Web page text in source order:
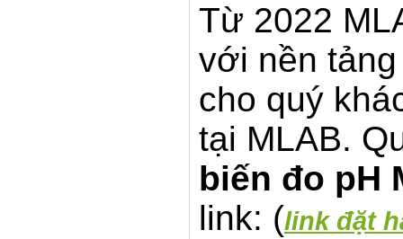
Từ 2022
với nền
cho quý
tại MLAB.
biến đo pH
link: (link đặt